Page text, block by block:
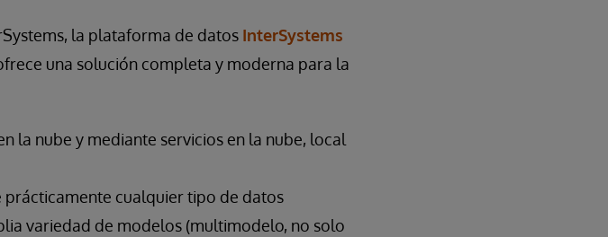
la plataforma de datos InterSystems
una solución completa y moderna para la
la nube y mediante servicios en la nube, local
prácticamente cualquier tipo de datos
variedad de modelos (multimodelo, no solo